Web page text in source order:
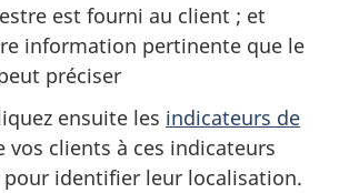
est fourni au client ; et
information pertinente que le
préciser
ensuite les indicateurs de
vos clients à ces indicateurs
identifier leur localisation.